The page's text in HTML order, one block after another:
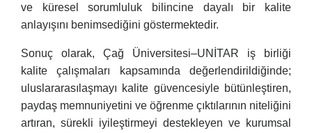
ve küresel sorumluluk bilincine dayalı bir kalite
anlayışını benimsediğini göstermektedir.
Sonuç olarak, Çağ Üniversitesi–UNİTAR iş birliği
kalite çalışmaları kapsamında değerlendirildiğinde;
uluslararasılaşmayı kalite güvencesiyle bütünleştiren,
paydaş memnuniyetini ve öğrenme çıktılarının niteliğini
artıran, sürekli iyileştirmeyi destekleyen ve kurumsal